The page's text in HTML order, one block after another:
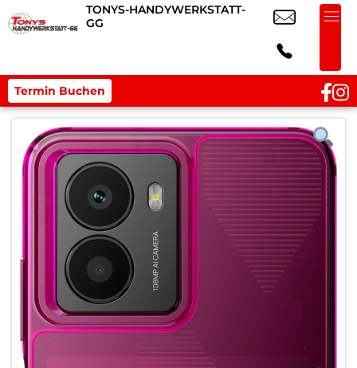
TONYS-HANDYWERKSTATT-
GG
Termin Buchen